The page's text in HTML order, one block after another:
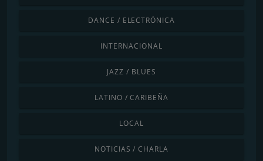
DANCE / ELECTRÓNICA
INTERNACIONAL
JAZZ / BLUES
LATINO / CARIBEÑA
LOCAL
NOTICIAS / CHARLA